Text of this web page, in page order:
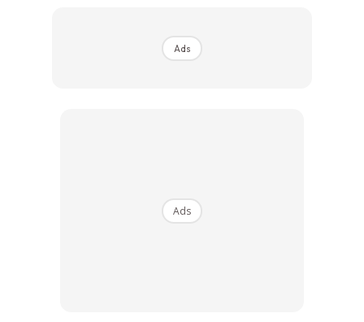
Ads
Ads